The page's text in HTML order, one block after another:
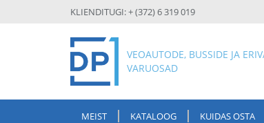
KLIENDITUGI: + (372) 6 319 019
VEOAUTODE, BUSSIDE JA
VARUOSAD
MEIST KATALOOG KUIDAS OSTA